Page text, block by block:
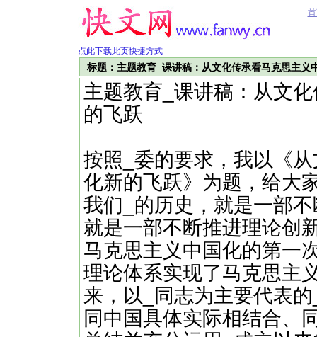
点此下载此页快捷方式
标题：主题教育_课讲稿：从文化传承看马克思主义
主题教育_课讲稿：从文
的飞跃
按照_委的要求，我以《
化新的飞跃》为题，给大
我们_的历史，就是一部
就是一部不断推进理论创
马克思主义中国化的第一
理论体系实现了马克思主
来，以_同志为主要代表
同中国具体实际相结合、